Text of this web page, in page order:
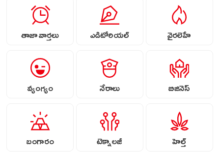
తాజా వార్తలు ఎడిటోరియల్ వైరలెహే
వ్యంగ్యం నేరాలు బిజినెస్
బంగారం టెక్నాలజీ హెల్త్